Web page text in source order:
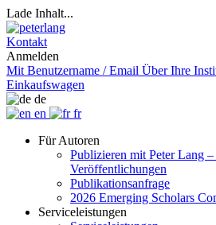
Lade Inhalt...
Kontakt
Anmelden
Mit Benutzername / Email Über Ihre
Einkaufswagen
de
en
fr
Für Autoren
Publizieren mit Peter Lang
Veröffentlichungen
Publikationsanfrage
2026 Emerging Scholars
Serviceleistungen